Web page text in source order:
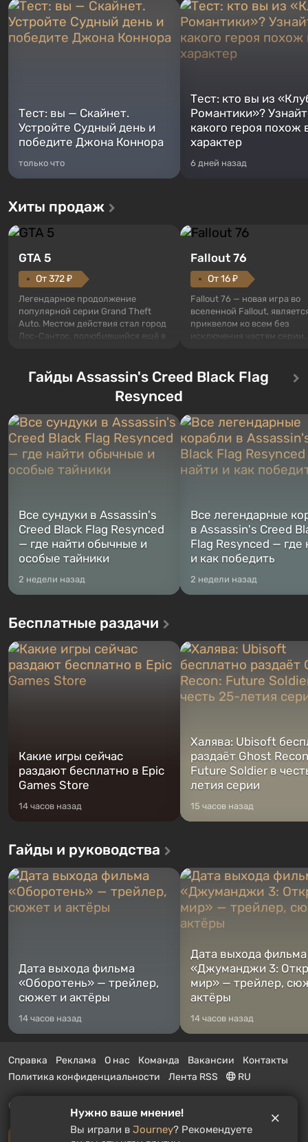
Тест: вы — Скайнет.
Устройте Судный день и
победите Джона Коннора
только что
Тест: кто вы из
Романтики»?
какого героя похож
характер
6 дней назад
Хиты продаж
GTA 5
От 372 ₽
Легендарное продолжение
популярной серии Grand Theft
Auto. Местом действия стал город
Лос-Сантос, полюбившийся ещё в
сразу трех персонажей: Майкла,
Тревора и Франклина, между
Жанр и...
Fallout 76
От 16 ₽
Fallout 76 — новая игра во
вселенной Fallout,
приквелом ко всем без
исключения частям серии.
Оно же, по задумке
Vault-Tec, должно
Место действия Fallout...
Гайды Assassin's Creed Black Flag
Resynced
Все сундуки в Assassin's
Creed Black Flag Resynced
— где найти обычные и
особые тайники
2 недели назад
Все легендарные
в Assassin's Creed
Flag Resynced — где
и как победить
2 недели назад
Бесплатные раздачи
Какие игры сейчас
раздают бесплатно в Epic
Games Store
14 часов назад
Халява: Ubisoft
раздаёт Ghost
Future Soldier в
летия серии
15 часов назад
Гайды и руководства
Дата выхода фильма
«Оборотень» — трейлер,
сюжет и актёры
14 часов назад
Дата выхода фильма
«Джуманджи 3:
мир» — трейлер,
актёры
14 часов назад
Справка Реклама О нас Команда Вакансии
Контакты
Политика конфиденциальности
Лента RSS RU
© 2011 - 2026 VGTimes
Полная версия
Нужно ваше мнение!
Вы играли в Journey? Рекомендуете